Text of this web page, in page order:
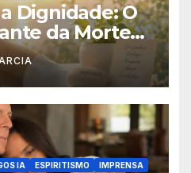
Dignidade: O
da Morte
IA ESPIRITISMO IMPRENSA